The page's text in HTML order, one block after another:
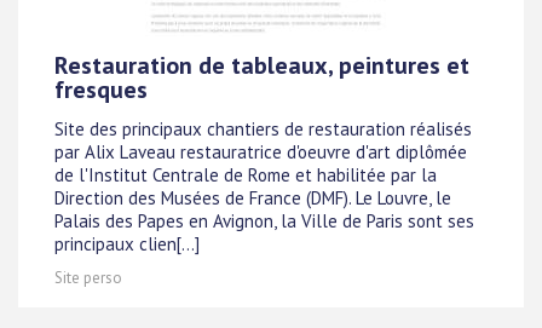
Restauration de tableaux, peintures et
fresques
Site des principaux chantiers de restauration réalisés
par Alix Laveau restauratrice d'oeuvre d'art diplômée
de l'Institut Centrale de Rome et habilitée par la
Direction des Musées de France (DMF). Le Louvre, le
Palais des Papes en Avignon, la Ville de Paris sont ses
principaux clien[...]
Site perso